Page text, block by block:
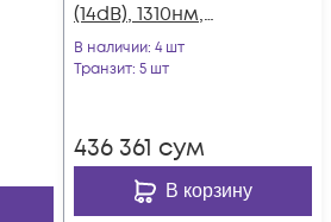
(14dB), 1310нм,
индустриальный
В наличии: 4 шт
Транзит: 5 шт
436 361 сум
В корзину